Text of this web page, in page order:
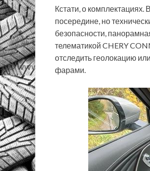
Кстати, о
посередине, но
безопасности,
телематикой CHERY
отследить геолокацию
фарами.